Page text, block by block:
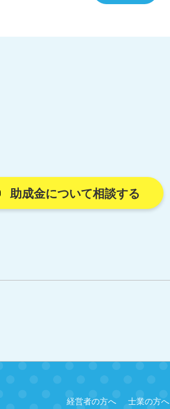
助成金について相談する
経営者の方へ 士業の方へ